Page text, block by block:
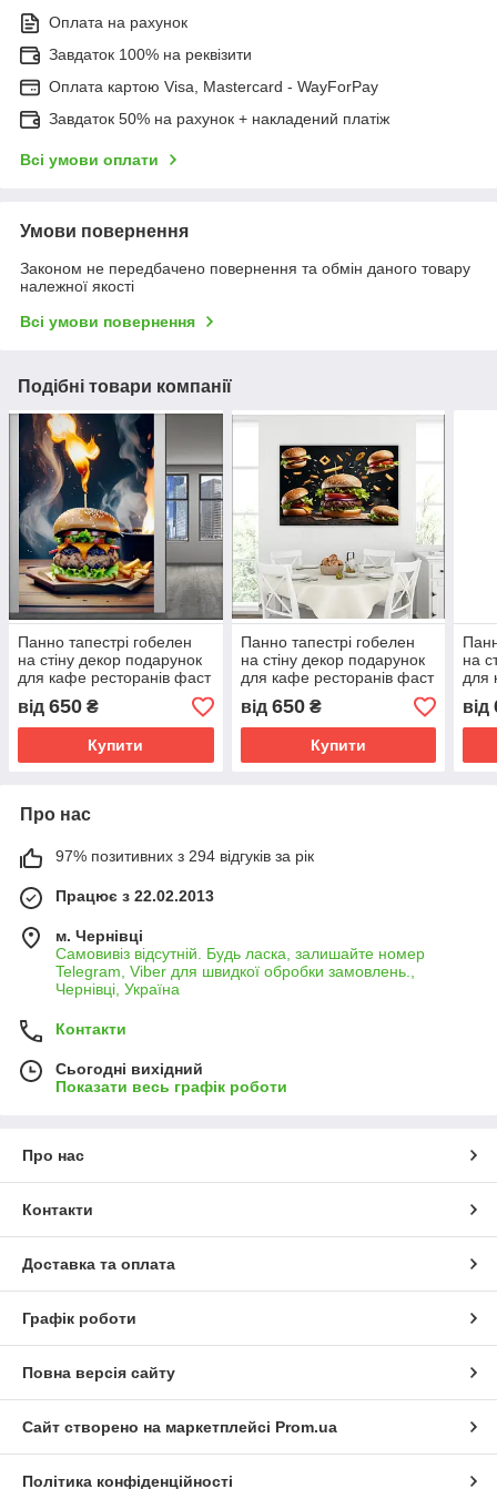
Оплата на рахунок
Завдаток 100% на реквізити
Оплата картою Visa, Mastercard - WayForPay
Завдаток 50% на рахунок + накладений платіж
Всі умови оплати
Умови повернення
Законом не передбачено повернення та обмін даного товару
належної якості
Всі умови повернення
Подібні товари компанії
Панно тапестрі гобелен
на стіну декор подарунок
для кафе ресторанів фаст
фуд смачна їжа страви
бургер
від 650 ₴
Купити
Панно тапестрі гобелен
на стіну декор подарунок
для кафе ресторанів фаст
фуд смачна їжа страви
бургер 1
від 650₴
Купити
на
для
від
Про нас
97% позитивних з 294 відгуків за рік
Працює з 22.02.2013
м. Чернівці
Самовивіз відсутній. Будь ласка, залишайте номер
Telegram, Viber для швидкої обробки замовлень.,
Чернівці, Україна
Контакти
Сьогодні вихідний
Показати весь графік роботи
Про нас
Контакти
Доставка та оплата
Графік роботи
Повна версія сайту
Сайт створено на маркетплейсі Prom.ua
Політика конфіденційності